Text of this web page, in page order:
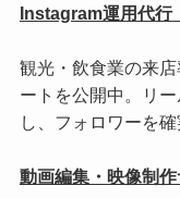
Instagram運用代行
観光・飲食業の来
ートを公開中。リ
し、フォロワーを
動画編集・映像制